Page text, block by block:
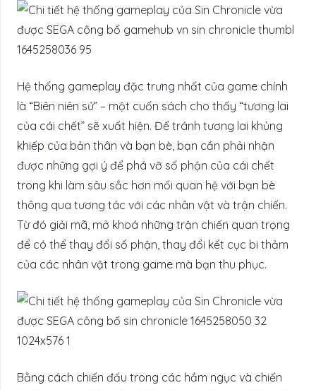
Hệ thống gameplay đặc trưng nhất của game chính
là “Biên niên sử” – một cuốn sách cho thấy “tương lai
của cái chết” sẽ xuất hiện. Để tránh tương lai khủng
khiếp của bản thân và bạn bè, bạn cần phải nhận
được những gợi ý để phá vỡ số phận của cái chết
trong khi làm sâu sắc hơn mối quan hệ với bạn bè
thông qua tương tác với các nhân vật và trận chiến.
Từ đó giải mã, mở khoá những trận chiến quan trọng
để có thể thay đổi số phận, thay đổi kết cục bi thảm
của các nhân vật trong game mà bạn thu phục.
Bằng cách chiến đấu trong các hầm ngục và chiến